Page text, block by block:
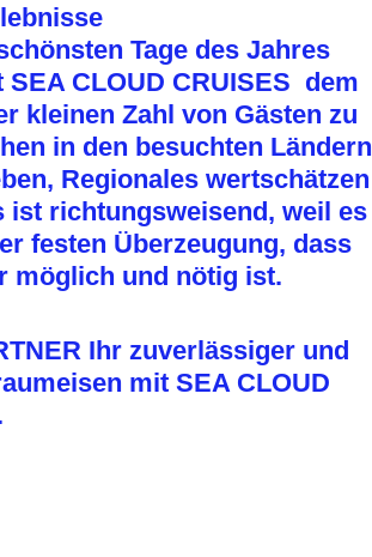
Tage des Jahres
CLOUD CRUISES dem
kleinen Zahl von Gästen zu
in den besuchten Ländern
Regionales wertschätzen
ist richtungsweisend, weil es
festen Überzeugung, dass
möglich und nötig ist.
Ihr zuverlässiger und
mit SEA CLOUD